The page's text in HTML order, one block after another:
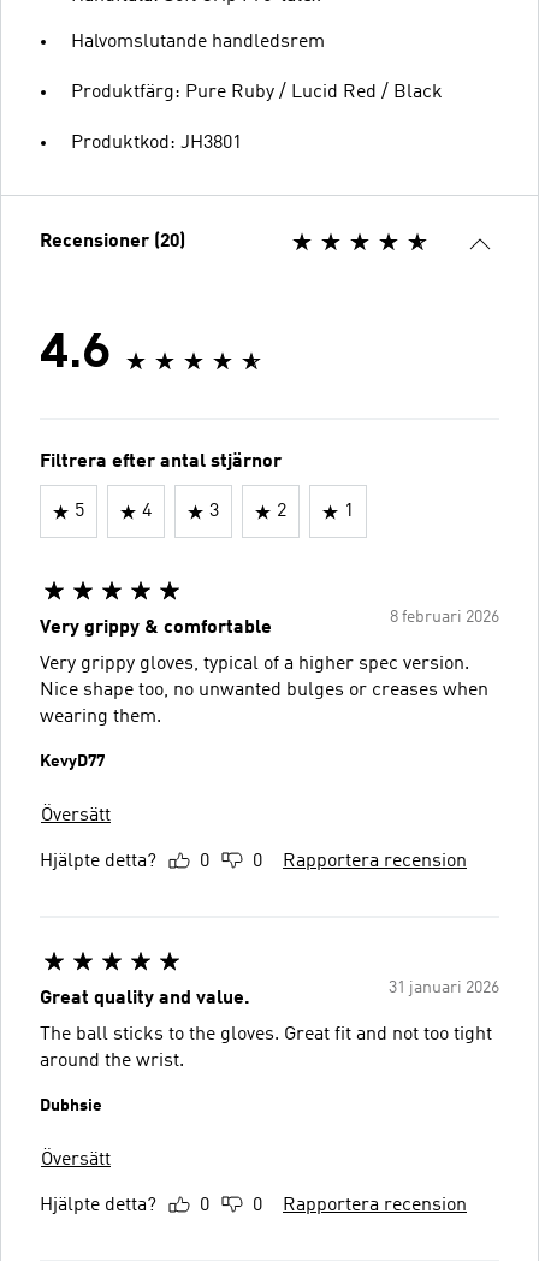
Halvomslutande handledsrem
Produktfärg: Pure Ruby / Lucid Red / Black
Produktkod: JH3801
Recensioner (20)
4.6
Filtrera efter antal stjärnor
5 4 3 2 1
8 februari 2026
Very grippy & comfortable
Very grippy gloves, typical of a higher spec version.
Nice shape too, no unwanted bulges or creases when
wearing them.
KevyD77
Översätt
Hjälpte detta? 0 0 Rapportera recension
31 januari 2026
Great quality and value.
The ball sticks to the gloves. Great fit and not too tight
around the wrist.
Dubhsie
Översätt
Hjälpte detta? 0 0 Rapportera recension